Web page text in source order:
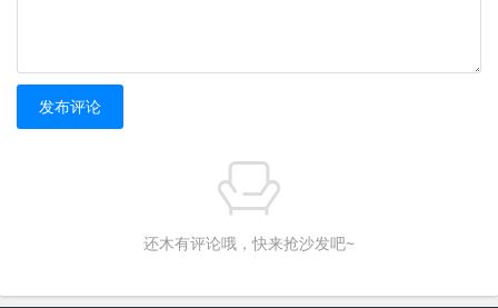
发布评论
还木有评论哦，快来抢沙发吧~